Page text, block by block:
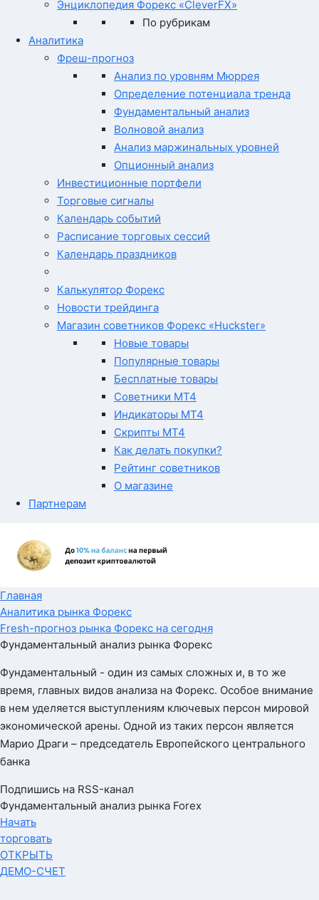
Энциклопедия Форекс «CleverFX»
По рубрикам
Аналитика
Фреш-прогноз
Анализ по уровням Мюррея
Определение потенциала тренда
Фундаментальный анализ
Волновой анализ
Анализ маржинальных уровней
Опционный анализ
Инвестиционные портфели
Торговые сигналы
Календарь событий
Расписание торговых сессий
Календарь праздников
Калькулятор Форекс
Новости трейдинга
Магазин советников Форекс «Huckster»
Новые товары
Популярные товары
Бесплатные товары
Советники MT4
Индикаторы MT4
Скрипты MT4
Как делать покупки?
Рейтинг советников
О магазине
Партнерам
Главная
Аналитика рынка Форекс
Fresh-прогноз рынка Форекс на сегодня
Фундаментальный анализ рынка Форекс
Фундаментальный - один из самых сложных и, в то же
время, главных видов анализа на Форекс. Особое внимание
в нем уделяется выступлениям ключевых персон мировой
экономической арены. Одной из таких персон является
Марио Драги – председатель Европейского центрального
банка
Подпишись на RSS-канал
Фундаментальный анализ рынка Forex
Начать
торговать
ОТКРЫТЬ
ДЕМО-СЧЕТ